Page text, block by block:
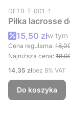
Kod produktu
DFTB-T-001-1
Piłka lacrosse
Cena
15,50 złw tym
w tym
Cena regularna:
Najniższa cena:
Cena netto
14,35 złbez 8% VAT
Do koszyka